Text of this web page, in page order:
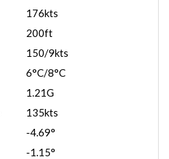
176kts
200ft
150/9kts
6°C/8°C
1.21G
135kts
-4.69°
-1.15°